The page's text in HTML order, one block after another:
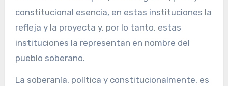
constitucional esencia, en estas instituciones la
refleja y la proyecta y, por lo tanto, estas
instituciones la representan en nombre del
pueblo soberano.
La soberanía, política y constitucionalmente, es